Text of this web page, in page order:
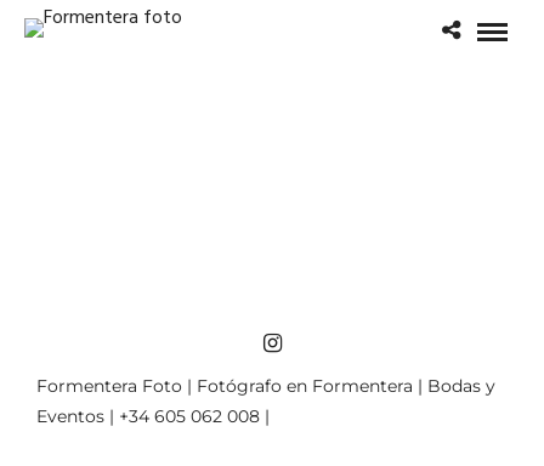
Formentera Foto | Fotógrafo en Formentera | Bodas y
Eventos | +34 605 062 008 |